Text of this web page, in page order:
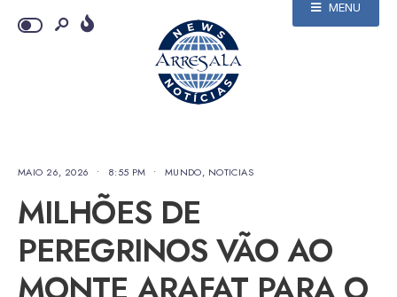
MENU
MAIO 26, 2026 • 8:55 PM • MUNDO, NOTICIAS
MILHÕES DE
PEREGRINOS VÃO AO